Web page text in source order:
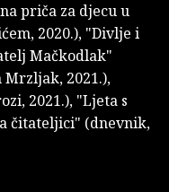
priča za djecu u
2020.), "Divlje i
Mačkodlak"
2021.),
2021.), "Ljeta s
čitateljici" (dnevnik,